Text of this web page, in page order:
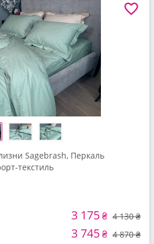
Sagebrash, Перкаль
текстиль
3 175₴ 4 130 ₴
3 745₴ 4 870 ₴